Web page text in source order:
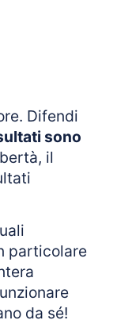
Difendi
sono
il
particolare
da sé!